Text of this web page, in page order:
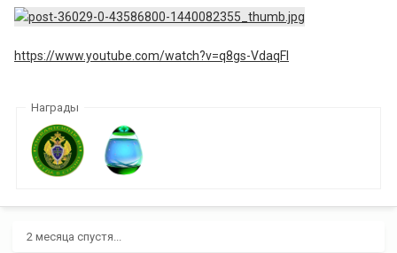
https://www.youtube.com/watch?v=q8gs-VdaqFI
Награды
2 месяца спустя...